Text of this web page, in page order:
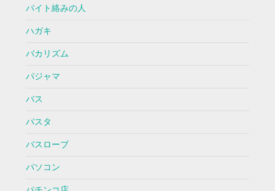
バイト絡みの人
ハガキ
バカリズム
パジャマ
バス
パスタ
バスローブ
パソコン